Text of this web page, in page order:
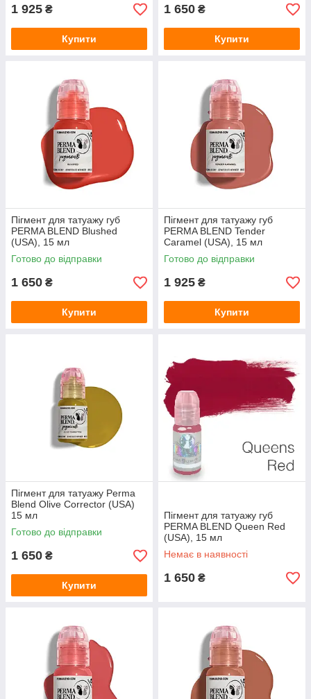
1 925 ₴
Купити
1 650 ₴
Купити
Пігмент для татуажу губ
PERMA BLEND Blushed
(USA), 15 мл
Готово до відправки
1 650 ₴
Купити
Пігмент для татуажу губ
PERMA BLEND Tender
Caramel (USA), 15 мл
Готово до відправки
1 925 ₴
Купити
Пігмент для татуажу Perma
Blend Olive Corrector (USA)
15 мл
Готово до відправки
1 650 ₴
Купити
Пігмент для татуажу губ
PERMA BLEND Queen Red
(USA), 15 мл
Немає в наявності
1 650 ₴